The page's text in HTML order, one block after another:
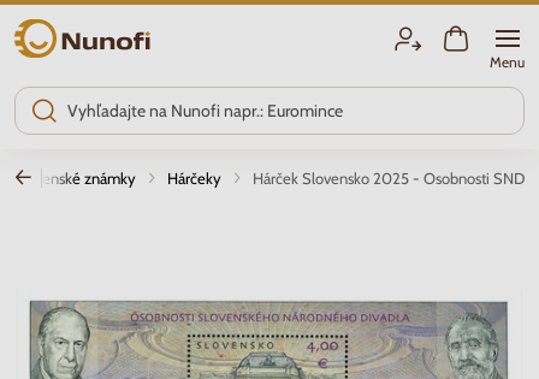
Nunofi.sk
Menu
Slovenské známky Hárčeky Hárček Slovensko 2025 - Osobnosti SND